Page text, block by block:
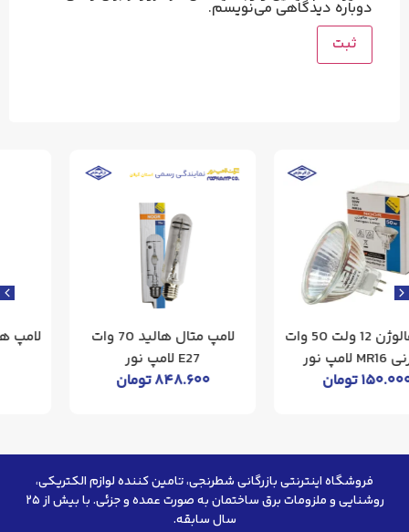
دوباره دیدگاهی می‌نویسم.
E27 لامپ نور
۸۴۸.۶۰۰
لامپ هالوژن 40 وات پایه G9
لامپ نور
تماس بگیرید
فروشگاه اینترنتی بازرگانی شطرنجی، تامین کننده لوازم الکتریکی،
روشنایی و ملزومات برق ساختمان به صورت عمده و جزئی. با بیش از ۲۵
سال سابقه.